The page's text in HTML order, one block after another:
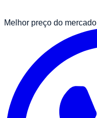
Melhor preço do mercado